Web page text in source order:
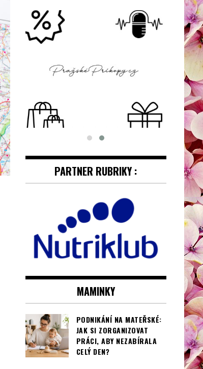
PARTNER RUBRIKY :
MAMINKY
PODNIKÁNÍ NA MATEŘSKÉ:
JAK SI ZORGANIZOVAT
PRÁCI, ABY NEZABÍRALA
CELÝ DEN?